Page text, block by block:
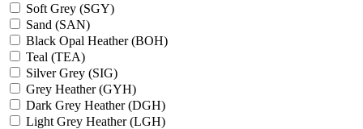
Soft Grey (SGY)
Sand (SAN)
Black Opal Heather (BOH)
Teal (TEA)
Silver Grey (SIG)
Grey Heather (GYH)
Dark Grey Heather (DGH)
Light Grey Heather (LGH)